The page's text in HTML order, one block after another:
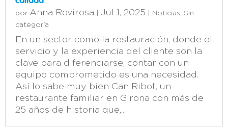
por Anna Rovirosa Jul 1, 2025 Noticias, Sin
categoría
En un sector como la restauración, donde el
servicio y la experiencia del cliente son la
clave para diferenciarse, contar con un
equipo comprometido es una necesidad.
Así lo sabe muy bien Can Ribot, un
restaurante familiar en Girona con más de
25 años de historia que,...